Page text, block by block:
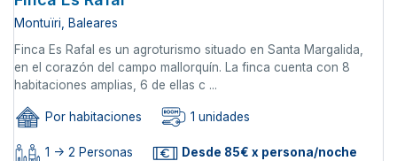
Montuïri, Baleares
Finca Es Rafal es un agroturismo situado en Santa Margalida,
en el corazón del campo mallorquín. La finca cuenta con 8
habitaciones amplias, 6 de ellas c ...
Por habitaciones 1 unidades
1 -> 2 Personas Desde 85€ x persona/noche